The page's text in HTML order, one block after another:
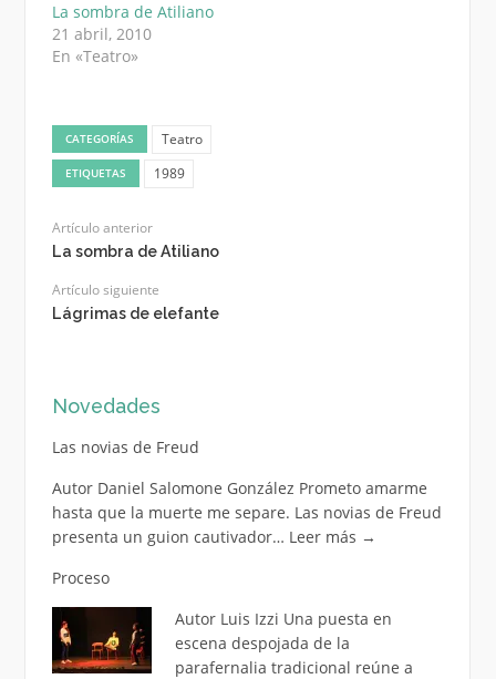
La sombra de Atiliano
21 abril, 2010
En «Teatro»
CATEGORÍAS Teatro
ETIQUETAS 1989
Artículo anterior
La sombra de Atiliano
Artículo siguiente
Lágrimas de elefante
Novedades
Las novias de Freud
Autor Daniel Salomone González Prometo amarme
hasta que la muerte me separe. Las novias de Freud
presenta un guion cautivador… Leer más →
Proceso
Autor Luis Izzi Una puesta en
escena despojada de la
parafernalia tradicional reúne a